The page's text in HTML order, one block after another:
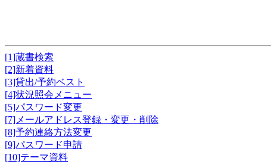
[1]蔵書検索
[2]新着資料
[3]貸出/予約ベスト
[4]状況照会メニュー
[5]パスワード変更
[7]メールアドレス登録・変更・削除
[8]予約連絡方法変更
[9]パスワード申請
[10]テーマ資料